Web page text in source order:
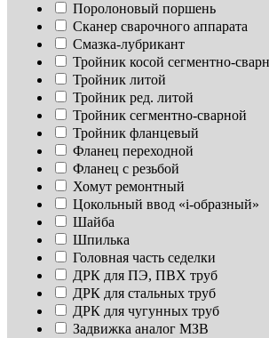
Поролоновый поршень
Сканер сварочного аппарата
Смазка-лубрикант
Тройник косой сегментно-
Тройник литой
Тройник ред. литой
Тройник сегментно-сварной
Тройник фланцевый
Фланец переходной
Фланец с резьбой
Хомут ремонтный
Цокольный ввод «i-образный»
Шайба
Шпилька
Головная часть седелки
ДРК для ПЭ, ПВХ труб
ДРК для стальных труб
ДРК для чугунных труб
Задвижка аналог МЗВ